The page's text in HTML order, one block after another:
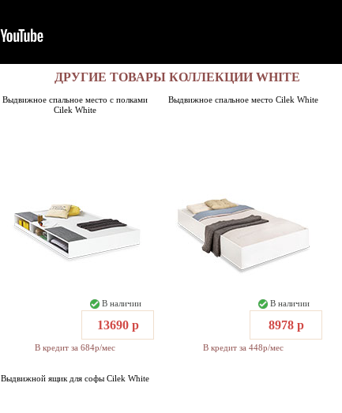
ДРУГИЕ ТОВАРЫ КОЛЛЕКЦИИ WHITE
Выдвижное спальное место c полками
Cilek White
В наличии
13690 р
В кредит за 684р/мес
Выдвижное спальное место Cilek White
В наличии
8978 р
В кредит за 448р/мес
Выдвижной ящик для софы Cilek White